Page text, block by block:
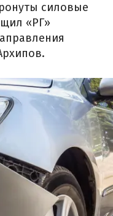
силовые
«РГ»